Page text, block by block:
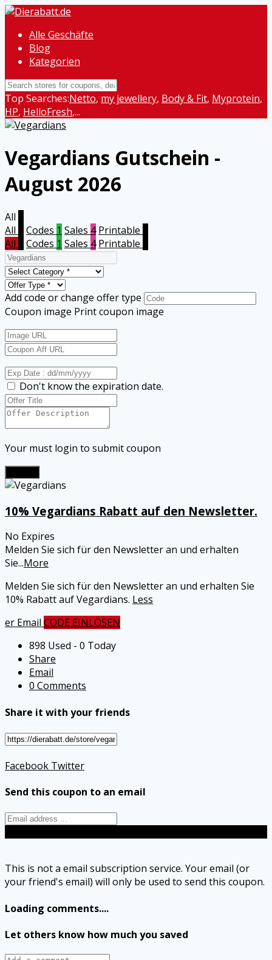
Alle Geschäfte
Blog
Kategorien
Top Searches:Netto, my jewellery, Body & Fit, Myprotein,
HP, HelloFresh,...
Vegardians Gutschein -
August 2026
All
All
Codes 1 Sales 4 Printable
All
Codes 1 Sales 4 Printable
Add code or change offer type
Coupon image Print coupon image
Don't know the expiration date.
Your must login to submit coupon
10% Vegardians Rabatt auf den Newsletter.
No Expires
Melden Sie sich für den Newsletter an und erhalten
Sie...More
Melden Sie sich für den Newsletter an und erhalten Sie
10% Rabatt auf Vegardians. Less
er Email CODE EINLÖSEN
898 Used - 0 Today
Share
Email
0 Comments
Share it with your friends
Facebook Twitter
Send this coupon to an email
This is not a email subscription service. Your email (or
your friend's email) will only be used to send this coupon.
Loading comments....
Let others know how much you saved